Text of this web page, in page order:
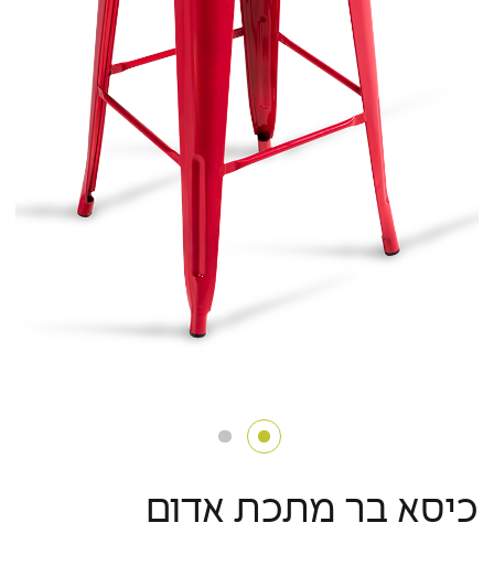
כיסא בר מתכת אדום